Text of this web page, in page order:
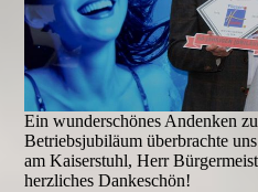
Ein wunderschönes Andenken
Betriebsjubiläum überbrachte
am Kaiserstuhl, Herr
herzliches Dankeschön!